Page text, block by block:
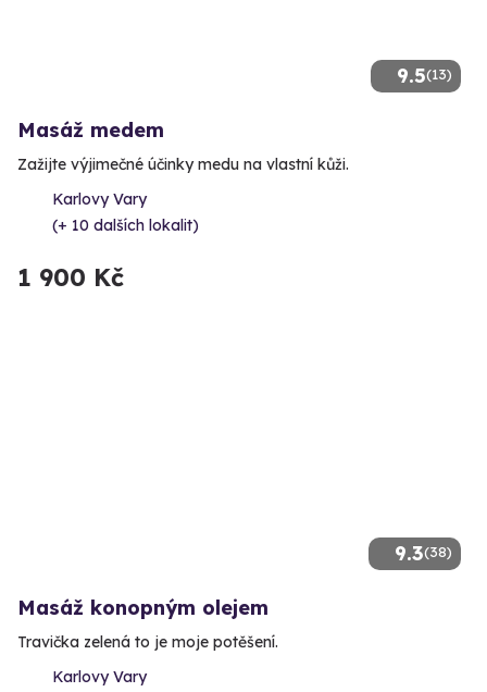
9.5(13)
Masáž medem
Zažijte výjimečné účinky medu na vlastní kůži.
Karlovy Vary
(+ 10 dalších lokalit)
1 900 Kč
9.3(38)
Masáž konopným olejem
Travička zelená to je moje potěšení.
Karlovy Vary